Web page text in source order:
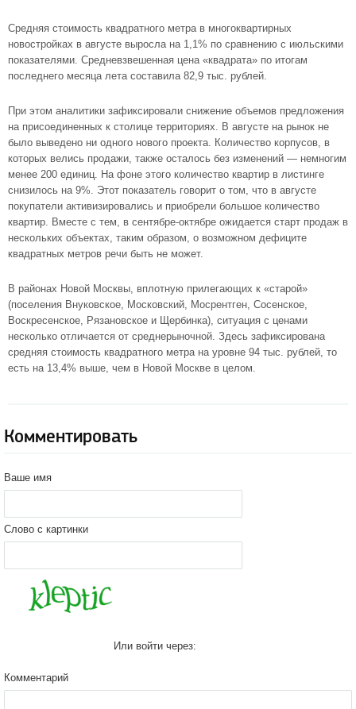
Средняя стоимость квадратного метра в многоквартирных
новостройках в августе выросла на 1,1% по сравнению с июльскими
показателями. Средневзвешенная цена «квадрата» по итогам
последнего месяца лета составила 82,9 тыс. рублей.
При этом аналитики зафиксировали снижение объемов предложения
на присоединенных к столице территориях. В августе на рынок не
было выведено ни одного нового проекта. Количество корпусов, в
которых велись продажи, также осталось без изменений — немногим
менее 200 единиц. На фоне этого количество квартир в листинге
снизилось на 9%. Этот показатель говорит о том, что в августе
покупатели активизировались и приобрели большое количество
квартир. Вместе с тем, в сентябре-октябре ожидается старт продаж в
нескольких объектах, таким образом, о возможном дефиците
квадратных метров речи быть не может.
В районах Новой Москвы, вплотную прилегающих к «старой»
(поселения Внуковское, Московский, Мосрентген, Сосенское,
Воскресенское, Рязановское и Щербинка), ситуация с ценами
несколько отличается от среднерыночной. Здесь зафиксирована
средняя стоимость квадратного метра на уровне 94 тыс. рублей, то
есть на 13,4% выше, чем в Новой Москве в целом.
Комментировать
Ваше имя
Слово с картинки
Или войти через:
Комментарий